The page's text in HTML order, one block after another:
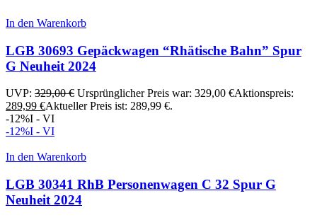
In den Warenkorb
LGB 30693 Gepäckwagen “Rhätische Bahn” Spur
G Neuheit 2024
UVP: 329,00€ Ursprünglicher Preis war: 329,00 €Aktionspreis:
289,99 €Aktueller Preis ist: 289,99 €.
-12%I - VI
-12%I - VI
In den Warenkorb
LGB 30341 RhB Personenwagen C 32 Spur G
Neuheit 2024